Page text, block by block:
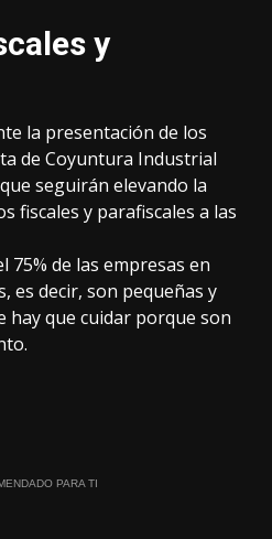
y
la presentación de los
de Coyuntura Industrial
seguirán elevando la
fiscales y parafiscales a las
75% de las empresas en
es decir, son pequeñas y
hay que cuidar porque son
PARA TI